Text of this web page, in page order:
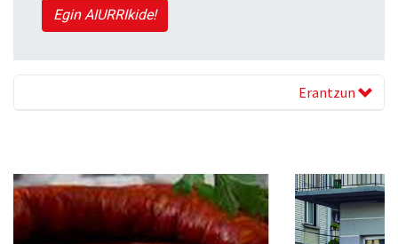
Egin AIURRIkide!
Erantzun